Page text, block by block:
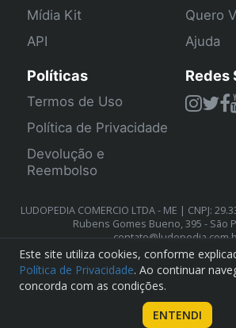
Mídia Kit
API
Quero
Ajuda
Políticas
Termos de Uso
Política de Privacidade
Devolução e
Reembolso
Redes
LUDOPEDIA COMERCIO LTDA - ME | CNPJ:
Rubens Gomes Bueno, 395 - São
Este site utiliza cookies, conforme
Política de Privacidade. Ao continuar
concorda com as condições.
ENTENDI